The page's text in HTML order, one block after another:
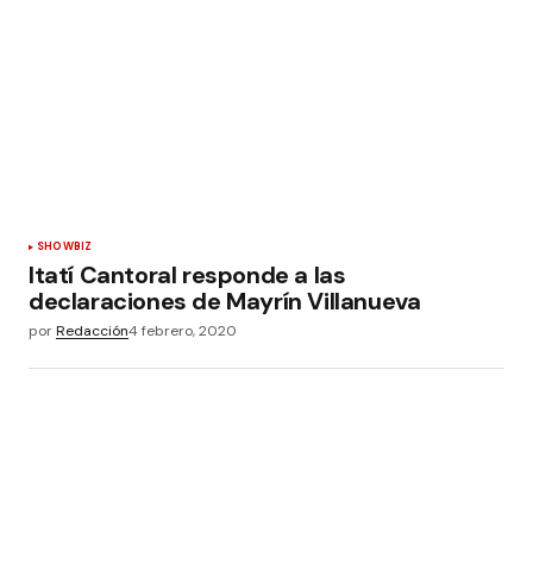
SHOWBIZ
Itatí Cantoral responde a las
declaraciones de Mayrín Villanueva
porRedacción4 febrero, 2020